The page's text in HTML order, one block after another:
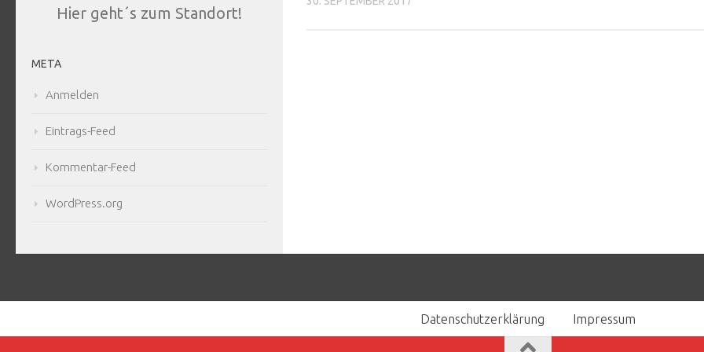
Hier geht´s zum Standort!
META
Anmelden
Eintrags-Feed
Kommentar-Feed
WordPress.org
Datenschutzerklärung Impressum